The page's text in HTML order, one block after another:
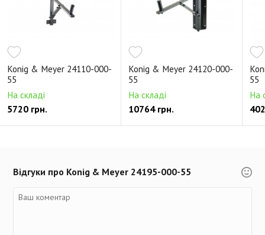
Konig & Meyer 24110-000-
55
На складі
5720 грн.
Konig & Meyer 24120-000-
55
На складі
10764 грн.
55
На
Відгуки про Konig & Meyer 24195-000-55